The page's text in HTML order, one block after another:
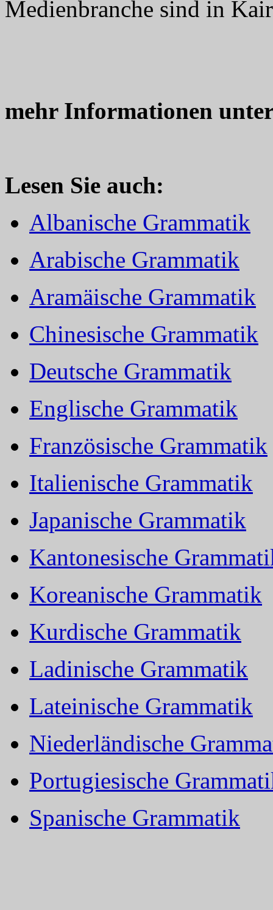
Medienbranche sind in
mehr Informationen
Lesen Sie auch:
Albanische Grammatik
Arabische Grammatik
Aramäische Grammatik
Chinesische Grammatik
Deutsche Grammatik
Englische Grammatik
Französische Grammatik
Italienische Grammatik
Japanische Grammatik
Kantonesische
Koreanische Grammatik
Kurdische Grammatik
Ladinische Grammatik
Lateinische Grammatik
Niederländische
Portugiesische
Spanische Grammatik